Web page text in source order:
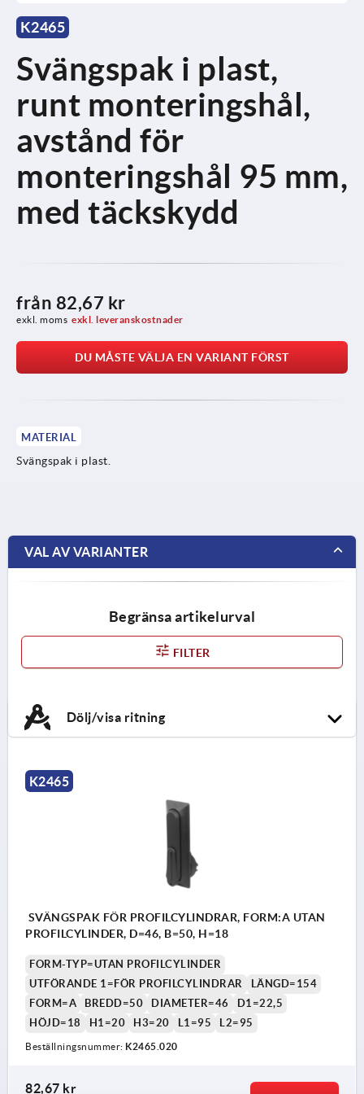
K2465
Svängspak i plast,
runt monteringshål,
avstånd för
monteringshål 95 mm,
med täckskydd
från 82,67 kr
exkl. moms exkl. leveranskostnader
DU MÅSTE VÄLJA EN VARIANT FÖRST
MATERIAL
Svängspak i plast.
VAL AV VARIANTER
Begränsa artikelurval
FILTER
Dölj/visa ritning
K2465
SVÄNGSPAK FÖR PROFILCYLINDRAR, FORM:A UTAN
PROFILCYLINDER, D=46, B=50, H=18
FORM-TYP=UTAN PROFILCYLINDER
UTFÖRANDE 1=FÖR PROFILCYLINDRAR
LÄNGD=154
FORM=A
BREDD=50 DIAMETER=46
D1=22,5
HÖJD=18
H1=20 H3=20 L1=95 L2=95
Beställningsnummer: K2465.020
82,67 kr